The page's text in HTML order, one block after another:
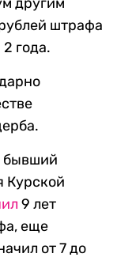
штрафа
года.
бывший
Курской
9 лет
еще
от 7 до